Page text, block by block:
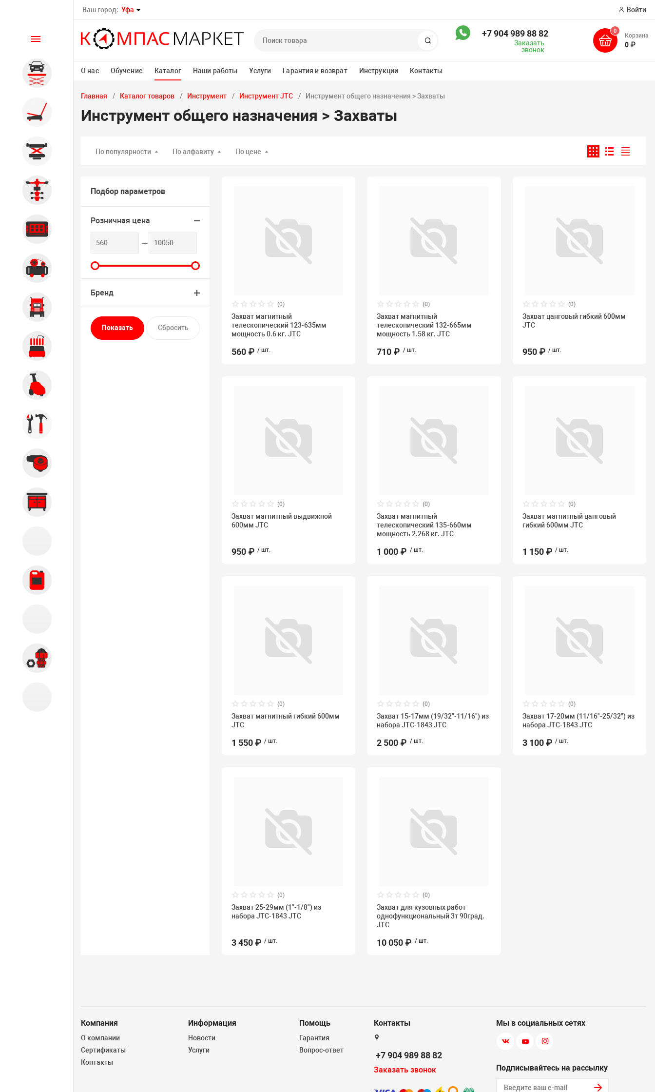
Ваш город: Уфа Войти
Поиск
+7 904 989 88 82
Заказать
звонок
0
Корзина
0 ₽
О нас Обучение Каталог Наши работы Услуги Гарантия и возврат Инструкции Контакты
Каталог
Автомобильные подъемники
оборудование
Общегаражное
Стенды сход-развал
Компрессорное оборудование
Грузовое оборудование
Обслуживание систем и
Главная Каталог товаров Инструмент Инструмент JTC Инструмент общего назначения > Захваты
Инструмент общего назначения > Захваты
По популярности По алфавиту По цене
Подбор параметров
Розничная цена
Бренд
(0)
Захват магнитный
телескопический 123-635мм
мощность 0.6 кг. JTC
560 ₽ / шт.
(0)
Захват магнитный
телескопический 132-665мм
мощность 1.58 кг. JTC
710 ₽ / шт.
(0)
Захват цанговый гибкий 600мм
JTC
950 ₽ / шт.
(0)
Захват магнитный выдвижной
600мм JTC
950 ₽ / шт.
(0)
Захват магнитный
телескопический 135-660мм
мощность 2.268 кг. JTC
1 000 ₽ / шт.
(0)
Захват магнитный цанговый
гибкий 600мм JTC
1 150 ₽ / шт.
(0)
Захват магнитный гибкий 600мм
JTC
1 550 ₽ / шт.
(0)
Захват 15-17мм (19/32"-11/16") из
набора JTC-1843 JTC
2 500 ₽ / шт.
(0)
Захват 17-20мм (11/16"-25/32") из
набора JTC-1843 JTC
3 100 ₽ / шт.
(0)
Захват 25-29мм (1"-1/8") из
набора JTC-1843 JTC
3 450 ₽ / шт.
(0)
Захват для кузовных работ
однофункциональный 3т 90град.
JTC
10 050 ₽ / шт.
Компания
О компании
Сертификаты
Контакты
Информация
Новости
Услуги
Помощь
Гарантия
Вопрос-ответ
Контакты
+7 904 989 88 82
Заказать звонок
Мы в социальных сетях
Подписывайтесь на рассылку